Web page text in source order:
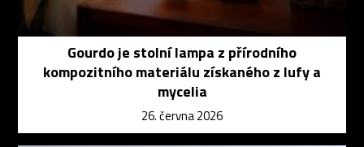
Gourdo je stolní lampa z přírodního
kompozitního materiálu získaného z lufy a
mycelia
26. června 2026